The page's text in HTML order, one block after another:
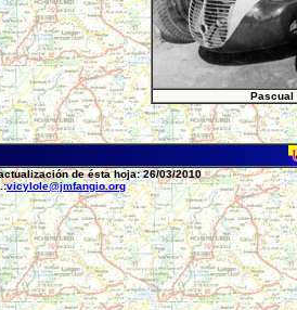
Pascual
de ésta hoja: 26/03/2010
vicylole@jmfangio.org